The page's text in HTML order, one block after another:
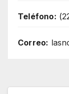
Teléfono:
Correo: